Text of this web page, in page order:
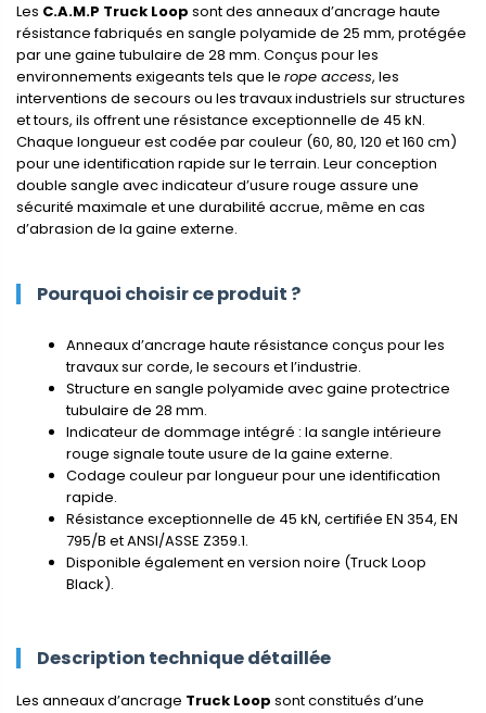
Les C.A.M.P Truck Loop sont des anneaux d’ancrage haute
résistance fabriqués en sangle polyamide de 25 mm, protégée
par une gaine tubulaire de 28 mm. Conçus pour les
environnements exigeants tels que le rope access, les
interventions de secours ou les travaux industriels sur structures
et tours, ils offrent une résistance exceptionnelle de 45 kN.
Chaque longueur est codée par couleur (60, 80, 120 et 160 cm)
pour une identification rapide sur le terrain. Leur conception
double sangle avec indicateur d’usure rouge assure une
sécurité maximale et une durabilité accrue, même en cas
d’abrasion de la gaine externe.
Pourquoi choisir ce produit ?
Anneaux d’ancrage haute résistance conçus pour les
travaux sur corde, le secours et l’industrie.
Structure en sangle polyamide avec gaine protectrice
tubulaire de 28 mm.
Indicateur de dommage intégré : la sangle intérieure
rouge signale toute usure de la gaine externe.
Codage couleur par longueur pour une identification
rapide.
Résistance exceptionnelle de 45 kN, certifiée EN 354, EN
795/B et ANSI/ASSE Z359.1.
Disponible également en version noire (Truck Loop
Black).
Description technique détaillée
Les anneaux d’ancrage Truck Loop sont constitués d’une